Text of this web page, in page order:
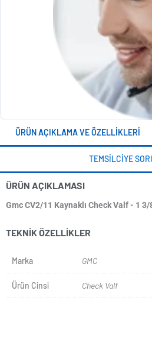
ÜRÜN AÇIKLAMA VE ÖZELLIKLERI
TEMSILCIYE
ÜRÜN AÇIKLAMASI
Gmc CV2/11 Kaynaklı Check Valf - 1 3/
TEKNIK ÖZELLIKLER
Marka GMC
Ürün Cinsi Check Valf